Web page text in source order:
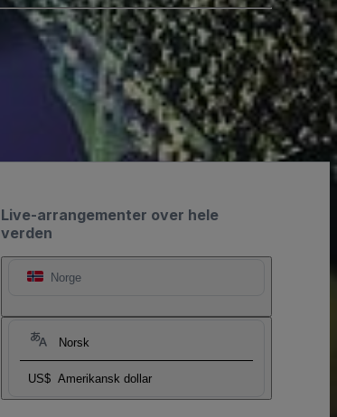
Live-arrangementer over hele
verden
Norge
Norsk
US$ Amerikansk dollar